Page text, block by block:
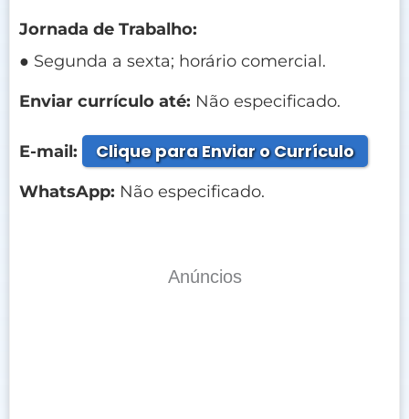
Jornada de Trabalho:
● Segunda a sexta; horário comercial.
Enviar currículo até: Não especificado.
E-mail: Clique para Enviar o Currículo
WhatsApp: Não especificado.
Anúncios